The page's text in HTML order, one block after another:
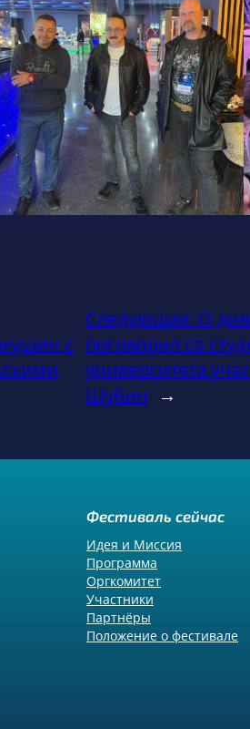
с
Следующая: О
поговорил со
университета
Шубин
→
Фестиваль сейчас
Идея и Миссия
Программа
Оргкомитет
Участники
Партнёры
Положение о фестивале